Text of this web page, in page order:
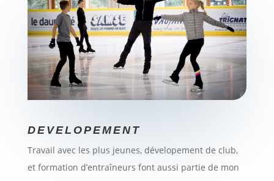
DEVELOPEMENT
Travail avec les plus jeunes, dévelopement de club,
et formation d’entraîneurs font aussi partie de mon